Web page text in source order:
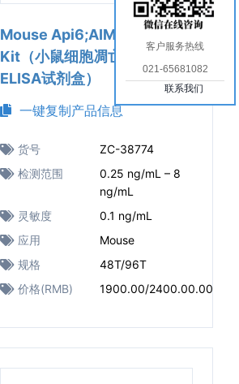
Mouse Api6;AIM ELISA
Kit（小鼠细胞凋亡抑制因子6
ELISA试剂盒）
一键复制产品信息
货号
ZC-38774
检测范围
0.25 ng/mL – 8
ng/mL
灵敏度
0.1 ng/mL
应用
Mouse
规格
48T/96T
价格(RMB)
1900.00/2400.00.00
客户服务热线
021-65681082
联系我们